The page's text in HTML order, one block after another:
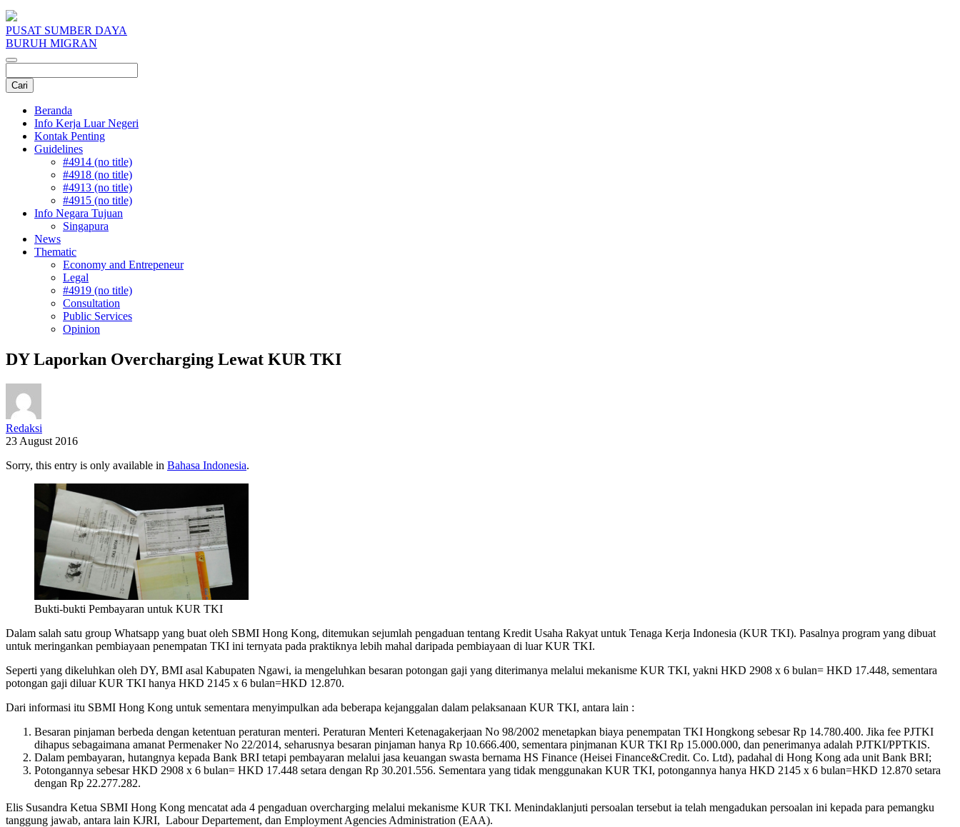
PUSAT SUMBER DAYA
BURUH MIGRAN
Beranda
Info Kerja Luar Negeri
Kontak Penting
Guidelines
#4914 (no title)
#4918 (no title)
#4913 (no title)
#4915 (no title)
Info Negara Tujuan
Singapura
News
Thematic
Economy and Entrepeneur
Legal
#4919 (no title)
Consultation
Public Services
Opinion
DY Laporkan Overcharging Lewat KUR TKI
Redaksi
23 August 2016
Sorry, this entry is only available in Bahasa Indonesia.
Bukti-bukti Pembayaran untuk KUR TKI
Dalam salah satu group Whatsapp yang buat oleh SBMI Hong Kong, ditemukan sejumlah pengaduan tentang Kredit Usaha Rakyat untuk Tenaga Kerja Indonesia (KUR TKI). Pasalnya program yang dibuat
untuk meringankan pembiayaan penempatan TKI ini ternyata pada praktiknya lebih mahal daripada pembiayaan di luar KUR TKI.
Seperti yang dikeluhkan oleh DY, BMI asal Kabupaten Ngawi, ia mengeluhkan besaran potongan gaji yang diterimanya melalui mekanisme KUR TKI, yakni HKD 2908 x 6 bulan= HKD 17.448, sementara
potongan gaji diluar KUR TKI hanya HKD 2145 x 6 bulan=HKD 12.870.
Dari informasi itu SBMI Hong Kong untuk sementara menyimpulkan ada beberapa kejanggalan dalam pelaksanaan KUR TKI, antara lain :
Besaran pinjaman berbeda dengan ketentuan peraturan menteri. Peraturan Menteri Ketenagakerjaan No 98/2002 menetapkan biaya penempatan TKI Hongkong sebesar Rp 14.780.400. Jika fee PJTKI
dihapus sebagaimana amanat Permenaker No 22/2014, seharusnya besaran pinjaman hanya Rp 10.666.400, sementara pinjmanan KUR TKI Rp 15.000.000, dan penerimanya adalah PJTKI/PPTKIS.
Dalam pembayaran, hutangnya kepada Bank BRI tetapi pembayaran melalui jasa keuangan swasta bernama HS Finance (Heisei Finance&Credit. Co. Ltd), padahal di Hong Kong ada unit Bank BRI;
Potongannya sebesar HKD 2908 x 6 bulan= HKD 17.448 setara dengan Rp 30.201.556. Sementara yang tidak menggunakan KUR TKI, potongannya hanya HKD 2145 x 6 bulan=HKD 12.870 setara
dengan Rp 22.277.282.
Elis Susandra Ketua SBMI Hong Kong mencatat ada 4 pengaduan overcharging melalui mekanisme KUR TKI. Menindaklanjuti persoalan tersebut ia telah mengadukan persoalan ini kepada para pemangku
tanggung jawab, antara lain KJRI, Labour Departement, dan Employment Agencies Administration (EAA).